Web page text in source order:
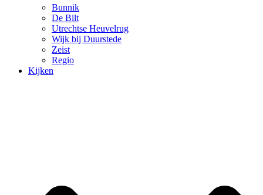
Bunnik
De Bilt
Utrechtse Heuvelrug
Wijk bij Duurstede
Zeist
Regio
Kijken